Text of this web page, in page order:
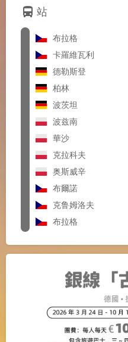
directions_bus 站
布拉格
卡羅維瓦利
德勒斯登
柏林
波茨坦
波兹南
華沙
克拉科夫
奥斯威辛
布爾諾
克鲁姆洛夫
布拉格